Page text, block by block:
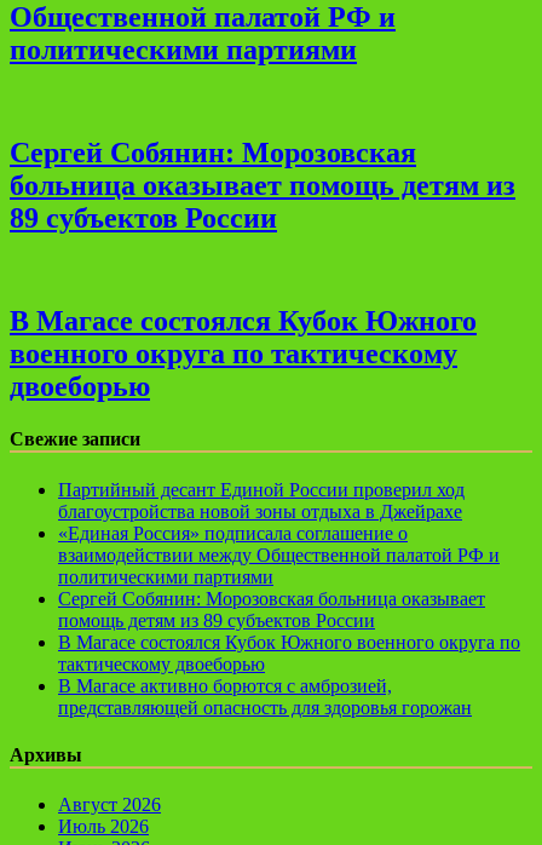
Общественной палатой РФ и
политическими партиями
Сергей Собянин: Морозовская
больница оказывает помощь детям из
89 субъектов России
В Магасе состоялся Кубок Южного
военного округа по тактическому
двоеборью
Свежие записи
Партийный десант Единой России проверил ход
благоустройства новой зоны отдыха в Джейрахе
«Единая Россия» подписала соглашение о
взаимодействии между Общественной палатой РФ и
политическими партиями
Сергей Собянин: Морозовская больница оказывает
помощь детям из 89 субъектов России
В Магасе состоялся Кубок Южного военного округа по
тактическому двоеборью
В Магасе активно борются с амброзией,
представляющей опасность для здоровья горожан
Архивы
Август 2026
Июль 2026